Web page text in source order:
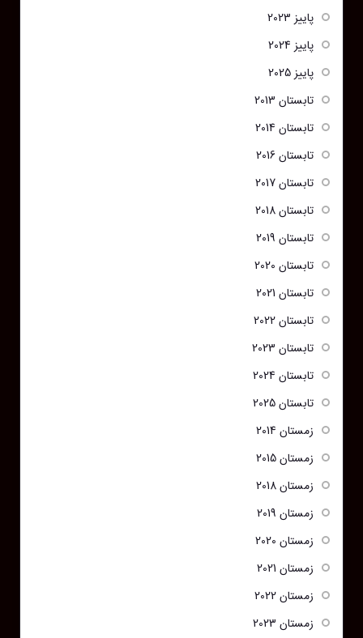
پاییز 2023
پاییز 2024
پاییز 2025
تابستان 2013
تابستان 2014
تابستان 2016
تابستان 2017
تابستان 2018
تابستان 2019
تابستان 2020
تابستان 2021
تابستان 2022
تابستان 2023
تابستان 2024
تابستان 2025
زمستان 2014
زمستان 2015
زمستان 2018
زمستان 2019
زمستان 2020
زمستان 2021
زمستان 2022
زمستان 2023